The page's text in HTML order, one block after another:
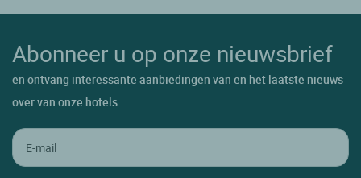
Abonneer u op onze nieuwsbrief
en ontvang interessante aanbiedingen van en het laatste nieuws
over van onze hotels.